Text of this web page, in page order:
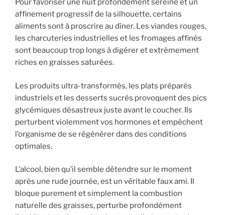
Pour favoriser une nuit profondément sereine et un
affinement progressif de la silhouette, certains
aliments sont à proscrire au dîner. Les viandes rouges,
les charcuteries industrielles et les fromages affinés
sont beaucoup trop longs à digérer et extrêmement
riches en graisses saturées.
Les produits ultra-transformés, les plats préparés
industriels et les desserts sucrés provoquent des pics
glycémiques désastreux juste avant le coucher. Ils
perturbent violemment vos hormones et empêchent
l’organisme de se régénérer dans des conditions
optimales.
L’alcool, bien qu’il semble détendre sur le moment
après une rude journée, est un véritable faux ami. Il
bloque purement et simplement la combustion
naturelle des graisses, perturbe profondément